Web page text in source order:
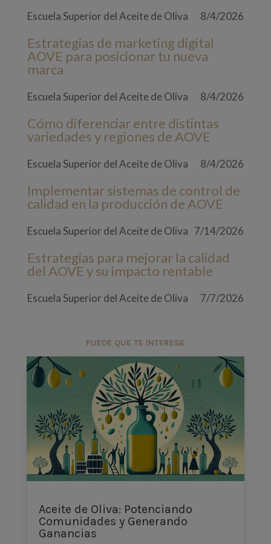
Escuela Superior del Aceite de Oliva 8/4/2026
Estrategias de marketing digital
AOVE para posicionar tu nueva
marca
Escuela Superior del Aceite de Oliva 8/4/2026
Cómo diferenciar entre distintas
variedades y regiones de AOVE
Escuela Superior del Aceite de Oliva 8/4/2026
Implementar sistemas de control de
calidad en la producción de AOVE
Escuela Superior del Aceite de Oliva 7/14/2026
Estrategias para mejorar la calidad
del AOVE y su impacto rentable
Escuela Superior del Aceite de Oliva 7/7/2026
PUEDE QUE TE INTERESE
Aceite de Oliva: Potenciando
Comunidades y Generando
Ganancias